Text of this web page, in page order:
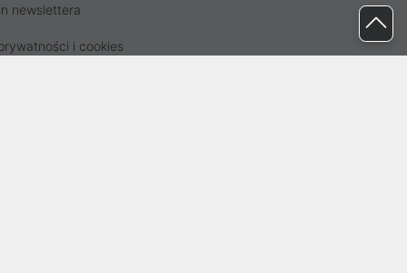
newslettera
i cookies